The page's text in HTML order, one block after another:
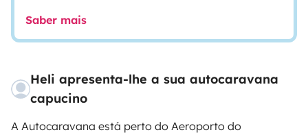
Saber mais
Heli apresenta-lhe a sua autocaravana
capucino
A Autocaravana está perto do Aeroporto do